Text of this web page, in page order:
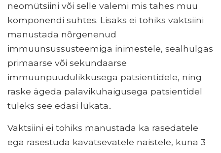
neomütsiini või selle valemi mis tahes muu
komponendi suhtes. Lisaks ei tohiks vaktsiini
manustada nõrgenenud
immuunsussüsteemiga inimestele, sealhulgas
primaarse või sekundaarse
immuunpuudulikkusega patsientidele, ning
raske ägeda palavikuhaigusega patsientidel
tuleks see edasi lükata..
Vaktsiini ei tohiks manustada ka rasedatele
ega rasestuda kavatsevatele naistele, kuna 3